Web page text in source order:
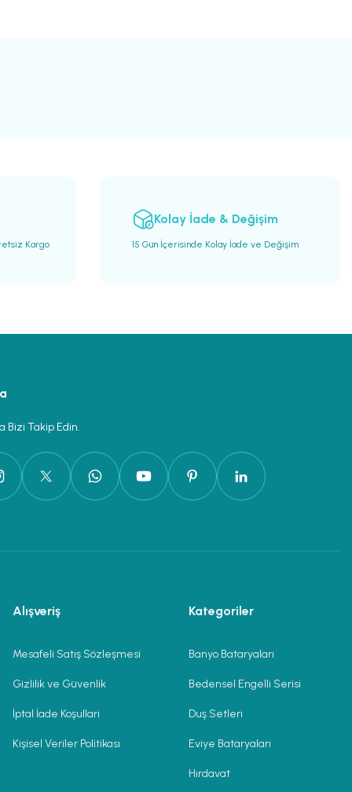
Kargo
Kolay İade & Değişim
15 Gün İçerisinde Kolay İade ve Değişim
Bizi Takip Edin.
Alışveriş
Mesafeli Satış Sözleşmesi
Gizlilik ve Güvenlik
İptal İade Koşullari
Kişisel Veriler Politikası
Kategoriler
Banyo Bataryaları
Bedensel Engelli Serisi
Duş Setleri
Eviye Bataryaları
Hırdavat